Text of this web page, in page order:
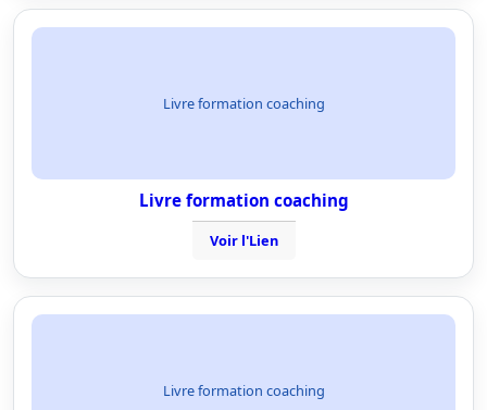
Livre formation coaching
Livre formation coaching
Voir l'Lien
Livre formation coaching